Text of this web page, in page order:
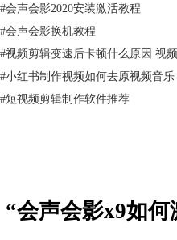
载安装会声会影。如果24小时候还
7658-1-1”，联系会声会影客服解决。
二、老用户升级获取注册
1、老用户升级会声会影获取注册
我升级”，如图二所示。之后会出
击“确认”，激活码会自动发送至邮箱
#会声会影2020安装激活教程
#会声会影换机教程
#视频剪辑变速后卡顿什么原因 视
#小红书制作视频如何去原视频音
#短视频剪辑制作软件推荐
“会声会影x9如何